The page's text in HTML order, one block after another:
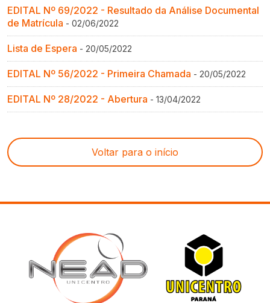
EDITAL Nº 69/2022 - Resultado da Análise Documental
de Matrícula - 02/06/2022
Lista de Espera - 20/05/2022
EDITAL Nº 56/2022 - Primeira Chamada - 20/05/2022
EDITAL Nº 28/2022 - Abertura - 13/04/2022
Voltar para o início